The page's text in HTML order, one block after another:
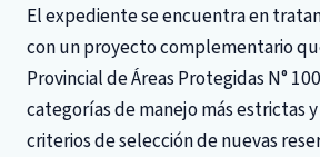
El expediente se encuentra en
con un proyecto complementario
Provincial de Áreas Protegidas N°
categorías de manejo más estrictas
criterios de selección de nuevas